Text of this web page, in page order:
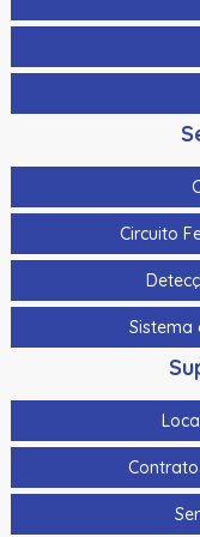
Cartao De
Cartao De
Mifare 13,56Mhz E Em
Catraca Inox
Esquerdo Com Vao
Direito E/Ou Meio)
Catraca Inox
Junto Lado
Catraca Inox
Direito C/ Vao 65Cm
Catraca Inox
Placa C/ Furacao P/
Circuito
Sistema